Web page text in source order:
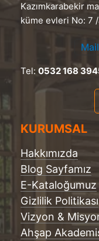
Kazımkarabekir
küme evleri No: 7
Tel: 0532 168
KURUMSAL
Hakkımızda
Blog Sayfamız
E-Kataloğumuz
Gizlilik Politikası
Vizyon &
Ahşap